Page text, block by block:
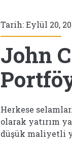
Tarih: Eylül 20,
John
Herkese
olarak yatırım
düşük maliyetli